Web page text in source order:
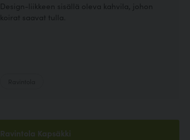
Design-liikkeen sisällä oleva kahvila, johon
koirat saavat tulla.
Ravintola Kapsäkki